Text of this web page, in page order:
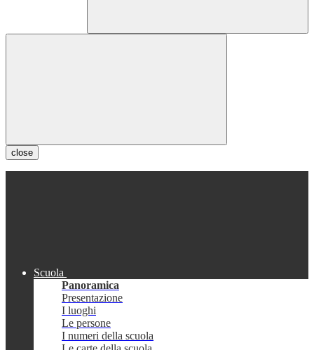
close
Scuola
Panoramica
Presentazione
I luoghi
Le persone
I numeri della scuola